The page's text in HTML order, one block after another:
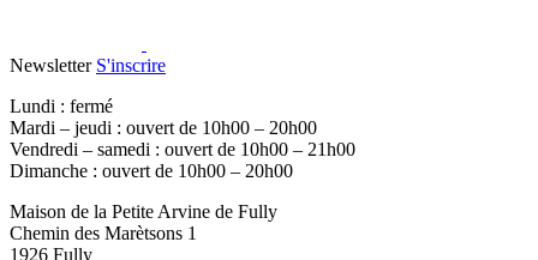
Newsletter S'inscrire
Lundi : fermé
Mardi – jeudi : ouvert de 10h00 – 20h00
Vendredi – samedi : ouvert de 10h00 – 21h00
Dimanche : ouvert de 10h00 – 20h00
Maison de la Petite Arvine de Fully
Chemin des Marètsons 1
1926 Fully